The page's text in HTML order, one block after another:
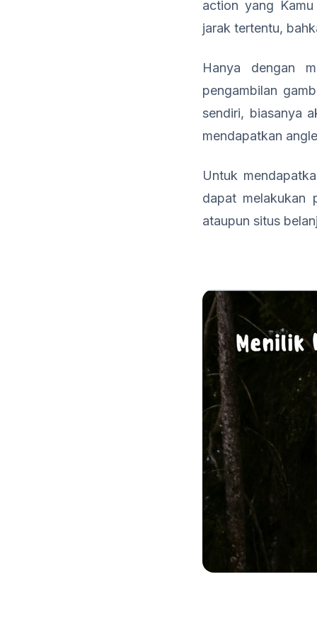
action yang
jarak tertentu,
Hanya dengan
pengambilan
sendiri, biasanya
mendapatkan
Untuk
dapat melakukan
ataupun situs